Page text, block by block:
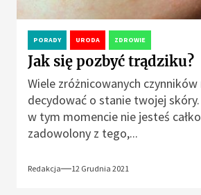
PORADY URODA ZDROWIE
Jak się pozbyć trądziku?
Wiele zróżnicowanych
decydować o stanie twojej
w tym momencie nie jesteś
zadowolony z tego,...
Redakcja 12 Grudnia 2021